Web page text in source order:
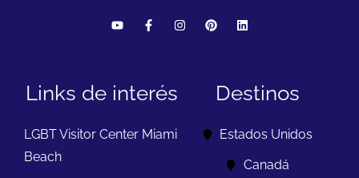
Links de interés
LGBT Visitor Center Miami
Beach
Destinos
Estados Unidos
Canadá